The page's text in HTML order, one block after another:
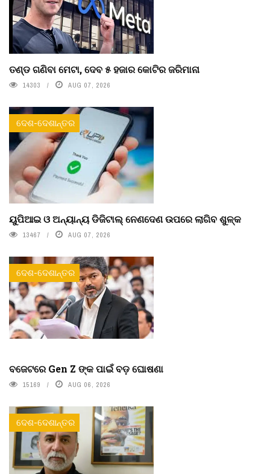
ତଣ୍ଡ ଗଣିବା ମେଟା, ଦେବ ୫ ହଜାର କୋଟିର ଜରିମାନା
14303 AUG 07, 2026
ଦେଶ-ଦେଶାନ୍ତର
ୟୁପିଆଇ ଓ ଅନ୍ୟାନ୍ୟ ଡିଜିଟାଲ୍ ନେଣଦେଣ ଉପରେ ଲାଗିବ ଶୁଳ୍କ
13467 AUG 07, 2026
ଦେଶ-ଦେଶାନ୍ତର
ବଜେଟରେ Gen Z ଙ୍କ ପାଇଁ ବଡ଼ ଘୋଷଣା
15169 AUG 06, 2026
ଦେଶ-ଦେଶାନ୍ତର